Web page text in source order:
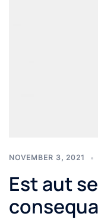
NOVEMBER 3, 2021
Est aut